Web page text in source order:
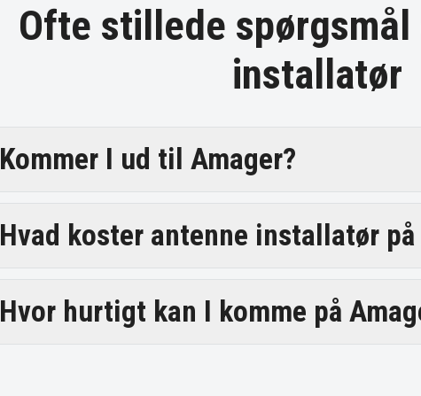
Ofte stillede spørgsmål
installatør
Kommer I ud til Amager?
Hvad koster antenne installatør på
Hvor hurtigt kan I komme på